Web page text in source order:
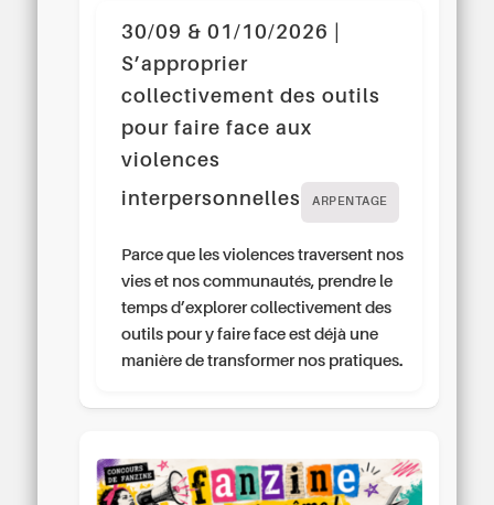
30/09 & 01/10/2026 |
S’approprier
collectivement des outils
pour faire face aux
violences
interpersonnelles
ARPENTAGE
Parce que les violences traversent nos
vies et nos communautés, prendre le
temps d’explorer collectivement des
outils pour y faire face est déjà une
manière de transformer nos pratiques.